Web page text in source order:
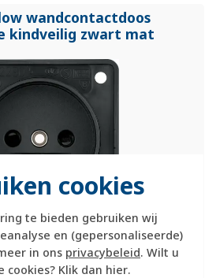
cookies
te bieden gebruiken wij
en (gepersonaliseerde)
in ons privacybeleid. Wilt u
cookies? Klik dan hier.
wandcontactdoos
kindveilig zwart mat
zonder randaarde, met verhoogde
Serie: Integro Flow, kleur: zwart
caravans of boten. Niet